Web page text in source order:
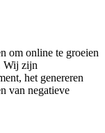
om online te groeien
Wij zijn
het genereren
van negatieve